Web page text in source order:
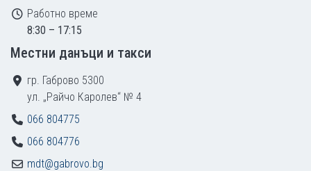
Работно време
8:30 – 17:15
Местни данъци и такси
гр. Габрово 5300
ул. „Райчо Каролев“ № 4
066 804775
066 804776
mdt@gabrovo.bg